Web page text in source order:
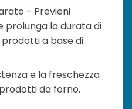
- Previeni
prolunga la durata di
a base di
e la freschezza
da forno.